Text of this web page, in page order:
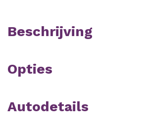
Beschrijving
Opties
Autodetails